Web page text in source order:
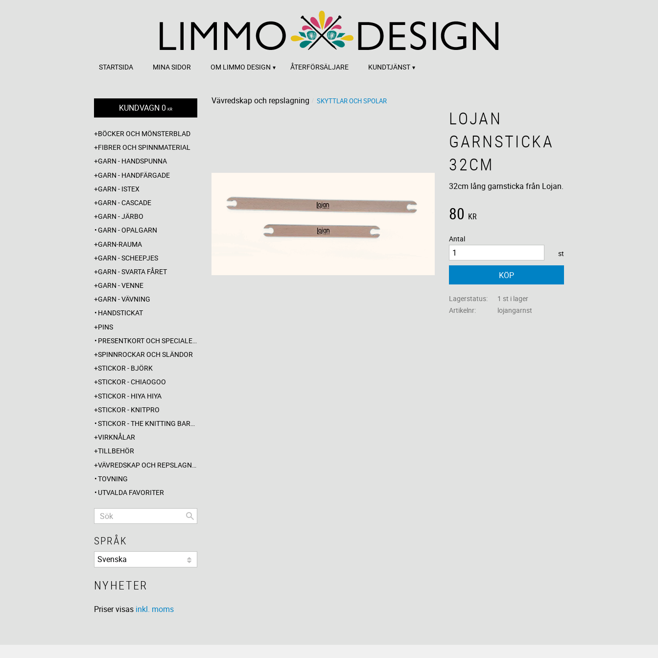
STARTSIDA MINA SIDOR OM LIMMO DESIGN ÅTERFÖRSÄLJARE KUNDTJÄNST
Vävredskap och repslagning SKYTTLAR OCH SPOLAR
LOJAN
GARNSTICKA
32CM
32cm lång garnsticka från Lojan.
80 KR
Antal
st
KÖP
Lagerstatus
1 st i lager
Artikelnr
lojangarnst
KUNDVAGN 0 KR
BÖCKER OCH MÖNSTERBLAD
FIBRER OCH SPINNMATERIAL
GARN - HANDSPUNNA
GARN - HANDFÄRGADE
GARN - ISTEX
GARN - CASCADE
GARN - JÄRBO
GARN - OPALGARN
GARN-RAUMA
GARN - SCHEEPJES
GARN - SVARTA FÅRET
GARN - VENNE
GARN - VÄVNING
HANDSTICKAT
PINS
PRESENTKORT OCH SPECIALERBJUDANDEN
SPINNROCKAR OCH SLÄNDOR
STICKOR - BJÖRK
STICKOR - CHIAOGOO
STICKOR - HIYA HIYA
STICKOR - KNITPRO
STICKOR - THE KNITTING BARBER
VIRKNÅLAR
TILLBEHÖR
VÄVREDSKAP OCH REPSLAGNING
TOVNING
UTVALDA FAVORITER
SPRÅK
NYHETER
Priser visas inkl. moms